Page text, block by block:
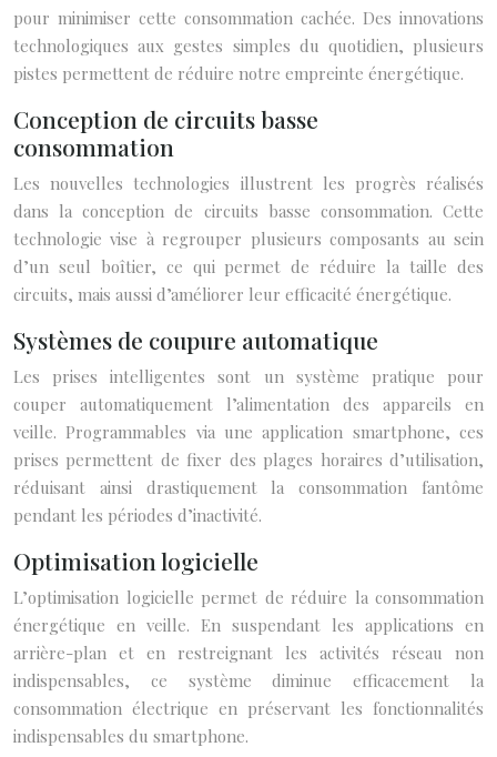
pour minimiser cette consommation cachée. Des innovations
technologiques aux gestes simples du quotidien, plusieurs
pistes permettent de réduire notre empreinte énergétique.
Conception de circuits basse
consommation
Les nouvelles technologies illustrent les progrès réalisés
dans la conception de circuits basse consommation. Cette
technologie vise à regrouper plusieurs composants au sein
d’un seul boîtier, ce qui permet de réduire la taille des
circuits, mais aussi d’améliorer leur efficacité énergétique.
Systèmes de coupure automatique
Les prises intelligentes sont un système pratique pour
couper automatiquement l’alimentation des appareils en
veille. Programmables via une application smartphone, ces
prises permettent de fixer des plages horaires d’utilisation,
réduisant ainsi drastiquement la consommation fantôme
pendant les périodes d’inactivité.
Optimisation logicielle
L’optimisation logicielle permet de réduire la consommation
énergétique en veille. En suspendant les applications en
arrière-plan et en restreignant les activités réseau non
indispensables, ce système diminue efficacement la
consommation électrique en préservant les fonctionnalités
indispensables du smartphone.